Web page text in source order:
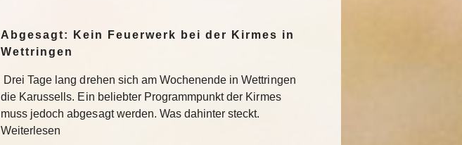
Abgesagt: Kein Feuerwerk bei der Kirmes in
Wettringen
Drei Tage lang drehen sich am Wochenende in Wettringen
die Karussells. Ein beliebter Programmpunkt der Kirmes
muss jedoch abgesagt werden. Was dahinter steckt.
Weiterlesen